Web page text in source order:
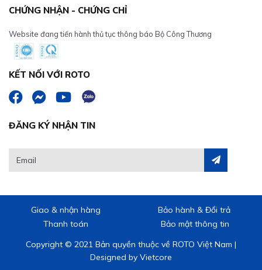
CHỨNG NHẬN - CHỨNG CHỈ
Website đang tiến hành thủ tục thông báo Bộ Công Thương
KẾT NỐI VỚI ROTO
ĐĂNG KÝ NHẬN TIN
Giao & nhận hàng
Bảo hành & Đổi trả
Thanh toán
Bảo mật thông tin
Copyright © 2021 Bản quyền thuộc về ROTO Việt Nam |
Designed by Vietcore